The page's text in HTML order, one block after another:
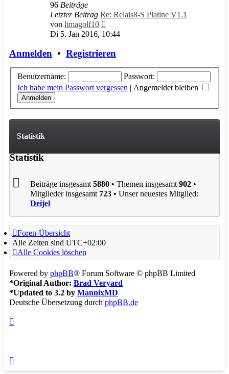
96 Beiträge
Letzter Beitrag Re: Relais8-S Platine V1.1
von limagolf10
Beitrag
Di 5. Jan 2016, 10:44
Anmelden • Registrieren
Benutzername:
Passwort:
Ich habe mein Passwort vergessen | Angemeldet bleiben
Statistik
Statistik
Beiträge insgesamt5880 • Themen insgesamt902 •
Mitglieder insgesamt 723 • Unser neuestes Mitglied:
Deijel
Foren-Übersicht
Alle Zeiten sind UTC+02:00
Alle Cookies löschen
Powered by phpBB® Forum Software © phpBB Limited
*Original Author: Brad Veryard
*Updated to 3.2 by MannixMD
Deutsche Übersetzung durch phpBB.de